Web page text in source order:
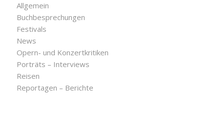
Allgemein
Buchbesprechungen
Festivals
News
Opern- und Konzertkritiken
Porträts – Interviews
Reisen
Reportagen – Berichte